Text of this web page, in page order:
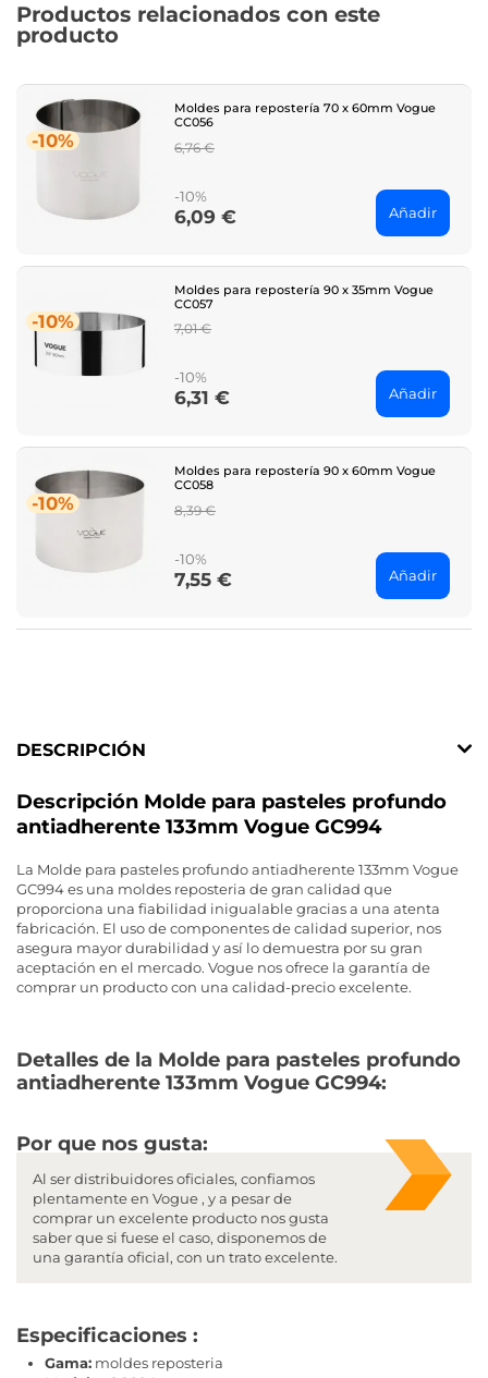
Productos relacionados con este
producto
-10%
Moldes para repostería 70 x 60mm Vogue
CC056
Regular
6,76 €
-10%
Price
6,09 € Añadir
-10%
Moldes para repostería 90 x 35mm Vogue
CC057
Regular
7,01 €
-10%
Price
6,31 € Añadir
-10%
Moldes para repostería 90 x 60mm Vogue
CC058
Regular
8,39 €
-10%
Price
7,55 € Añadir
DESCRIPCIÓN
Descripción Molde para pasteles profundo
antiadherente 133mm Vogue GC994
La Molde para pasteles profundo antiadherente 133mm Vogue
GC994 es una moldes reposteria de gran calidad que
proporciona una fiabilidad inigualable gracias a una atenta
fabricación. El uso de componentes de calidad superior, nos
asegura mayor durabilidad y así lo demuestra por su gran
aceptación en el mercado. Vogue nos ofrece la garantía de
comprar un producto con una calidad-precio excelente.
Detalles de la Molde para pasteles profundo
antiadherente 133mm Vogue GC994:
Por que nos gusta:
Al ser distribuidores oficiales, confiamos
plentamente en Vogue , y a pesar de
comprar un excelente producto nos gusta
saber que si fuese el caso, disponemos de
una garantía oficial, con un trato excelente.
Especificaciones :
Gama: moldes reposteria